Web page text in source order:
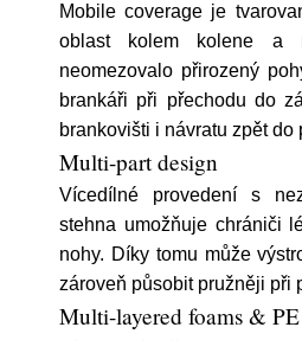
Mobile coverage je
oblast kolem kolene a
neomezovalo přirozený
brankáři při přechodu do
brankovišti i návratu zpět do
Multi-part design
Vícedílné provedení s
stehna umožňuje chrániči
nohy. Díky tomu může
zároveň působit pružněji při
Multi-layered foams &